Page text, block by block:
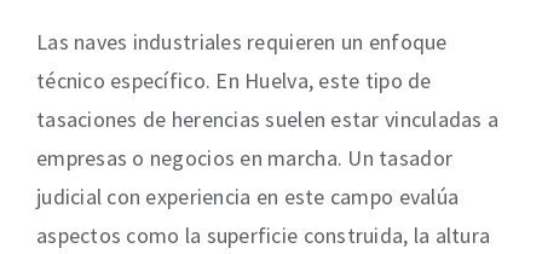
Las naves industriales requieren un enfoque
técnico específico. En Huelva, este tipo de
tasaciones de herencias suelen estar vinculadas a
empresas o negocios en marcha. Un tasador
judicial con experiencia en este campo evalúa
aspectos como la superficie construida, la altura